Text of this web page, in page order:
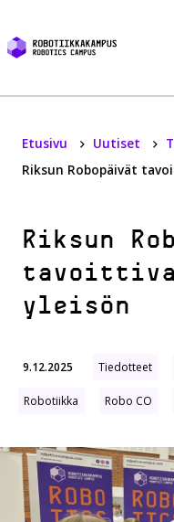
Etusivu Uutiset
Riksun Robopäivät
Riksun
yleisön
9.12.2025 Tiedotteet
Robotiikka Robo CO